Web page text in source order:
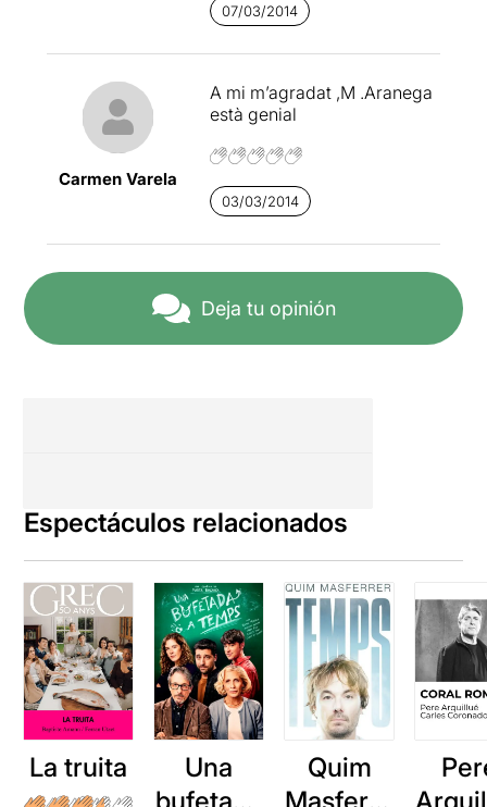
07/03/2014
Carmen Varela
A mi m’agradat ,M .Aranega
està genial
03/03/2014
Deja tu opinión
Espectáculos relacionados
La truita
Una
bufetada
Quim
Masferre